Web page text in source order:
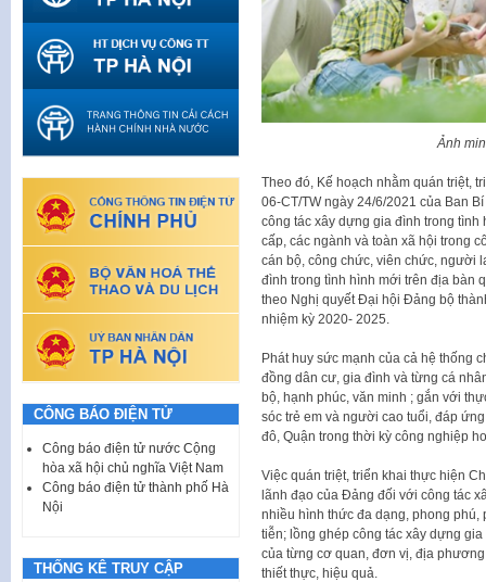
Ảnh
Theo đó, Kế hoạch nhằm quán triệt,
06-CT/TW ngày 24/6/2021 của Ban
công tác xây dựng gia đình trong tình
cấp, các ngành và toàn xã hội trong
cán bộ, công chức, viên chức, người
đình trong tình hình mới trên địa bàn
theo Nghị quyết Đại hội Đảng bộ
nhiệm kỳ 2020- 2025.
Phát huy sức mạnh của cả hệ thống
đồng dân cư, gia đình và từng cá
bộ, hạnh phúc, văn minh ; gắn với
sóc trẻ em và người cao tuổi, đáp
đô, Quận trong thời kỳ công nghiệp
Việc quán triệt, triển khai thực hiện
lãnh đạo của Đảng đối với công tác
nhiều hình thức đa dạng, phong
tiễn; lồng ghép công tác xây dựng
của từng cơ quan, đơn vị, địa
thiết thực, hiệu quả.
CÔNG BÁO ĐIỆN TỬ
Công báo điện tử nước Cộng
hòa xã hội chủ nghĩa Việt Nam
Công báo điện tử thành phố Hà
Nội
THỐNG KÊ TRUY CẬP